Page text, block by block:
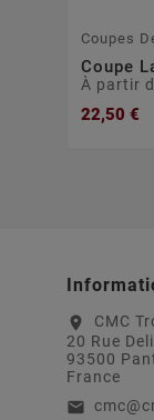
Coupes
Coupe
À partir
22,50 €
location_on
CMC
20 Rue
93500
France
email